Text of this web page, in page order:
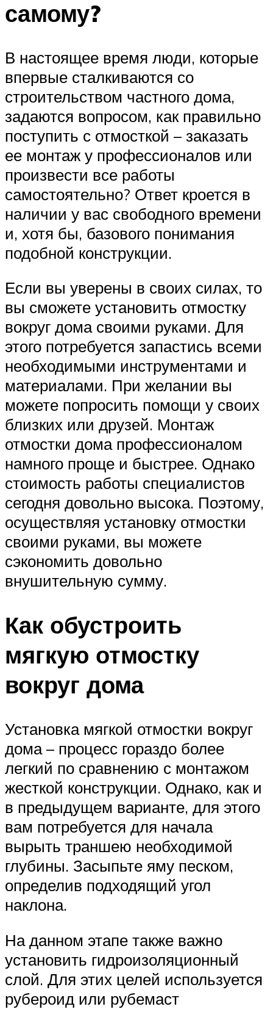
самому?
В настоящее время люди, которые
впервые сталкиваются со
строительством частного дома,
задаются вопросом, как правильно
поступить с отмосткой – заказать
ее монтаж у профессионалов или
произвести все работы
самостоятельно? Ответ кроется в
наличии у вас свободного времени
и, хотя бы, базового понимания
подобной конструкции.
Если вы уверены в своих силах, то
вы сможете установить отмостку
вокруг дома своими руками. Для
этого потребуется запастись всеми
необходимыми инструментами и
материалами. При желании вы
можете попросить помощи у своих
близких или друзей. Монтаж
отмостки дома профессионалом
намного проще и быстрее. Однако
стоимость работы специалистов
сегодня довольно высока. Поэтому,
осуществляя установку отмостки
своими руками, вы можете
сэкономить довольно
внушительную сумму.
Как обустроить
мягкую отмостку
вокруг дома
Установка мягкой отмостки вокруг
дома – процесс гораздо более
легкий по сравнению с монтажом
жесткой конструкции. Однако, как и
в предыдущем варианте, для этого
вам потребуется для начала
вырыть траншею необходимой
глубины. Засыпьте яму песком,
определив подходящий угол
наклона.
На данном этапе также важно
установить гидроизоляционный
слой. Для этих целей используется
рубероид или рубемаст